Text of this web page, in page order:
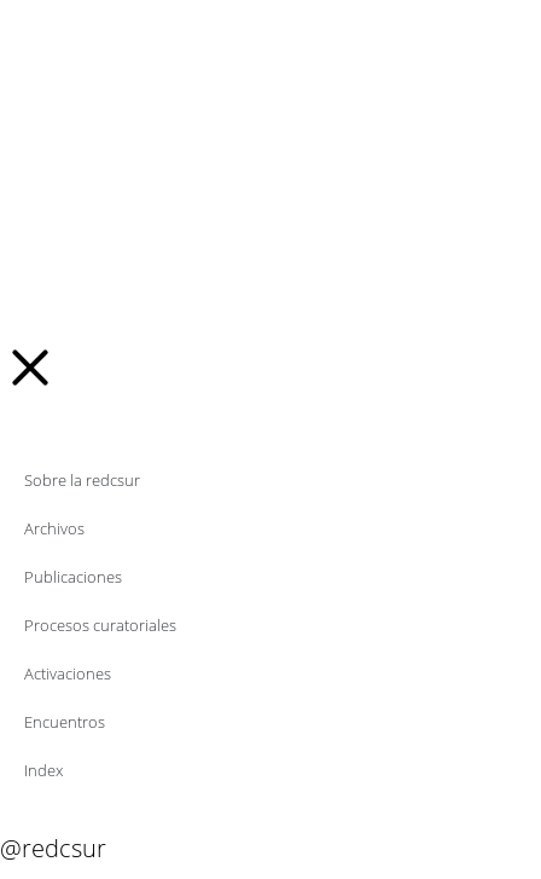
Sobre la redcsur
Archivos
Publicaciones
Procesos curatoriales
Activaciones
Encuentros
Index
@redcsur